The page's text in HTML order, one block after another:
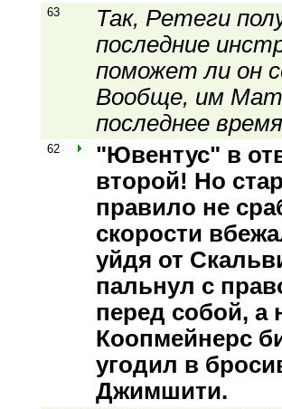
63
Так, Ретеги
последние
поможет ли он
Вообще, им
последнее
62
"Ювентус" в
второй! Но
правило не
скорости
уйдя от
пальнул с
перед собой, а
Коопмейнерс
угодил в
Джимшити.